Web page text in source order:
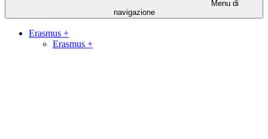
Menu di
navigazione
Erasmus +
Erasmus +